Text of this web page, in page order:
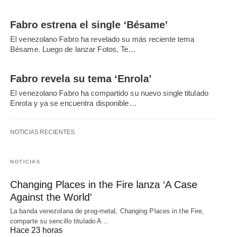
Fabro estrena el single ‘Bésame’
El venezolano Fabro ha revelado su más reciente tema
Bésame. Luego de lanzar Fotos, Te…
Fabro revela su tema ‘Enrola’
El venezolano Fabro ha compartido su nuevo single titulado
Enrola y ya se encuentra disponible…
NOTICIAS RECIENTES
NOTICIAS
Changing Places in the Fire lanza ‘A Case
Against the World’
La banda venezolana de prog-metal, Changing Places in the Fire,
comparte su sencillo titulado A…
Hace 23 horas